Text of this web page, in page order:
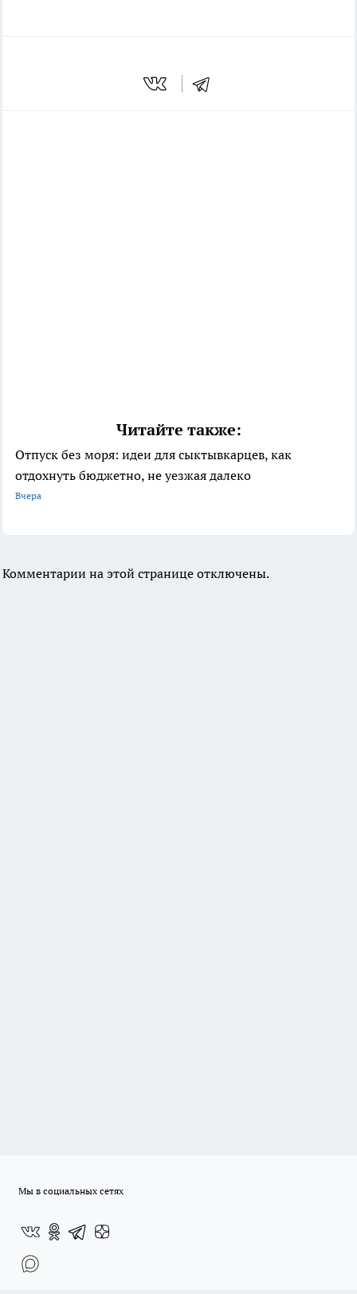
Читайте также:
Отпуск без моря: идеи для сыктывкарцев, как
отдохнуть бюджетно, не уезжая далеко
Вчера
Комментарии на этой странице отключены.
Мы в социальных сетях